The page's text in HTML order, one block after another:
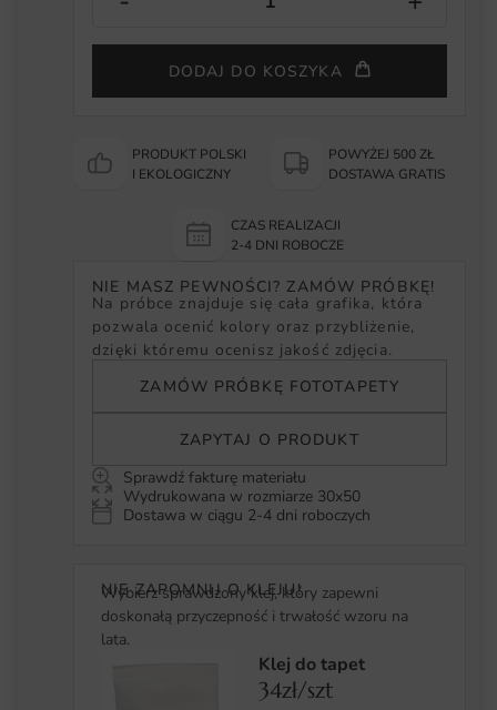
DODAJ DO KOSZYKA
PRODUKT POLSKI
I EKOLOGICZNY
POWYŻEJ 500 ZŁ
DOSTAWA GRATIS
CZAS REALIZACJI
2-4 DNI ROBOCZE
NIE MASZ PEWNOŚCI? ZAMÓW PRÓBKĘ!
Na próbce znajduje się cała grafika, która
pozwala ocenić kolory oraz przybliżenie,
dzięki któremu ocenisz jakość zdjęcia.
ZAMÓW PRÓBKĘ FOTOTAPETY
ZAPYTAJ O PRODUKT
Sprawdź fakturę materiału
Wydrukowana w rozmiarze 30x50
Dostawa w ciągu 2-4 dni roboczych
NIE ZAPOMNIJ O KLEJU!
Wybierz sprawdzony klej, który zapewni
doskonałą przyczepność i trwałość wzoru na
lata.
Klej do tapet
34zł/szt